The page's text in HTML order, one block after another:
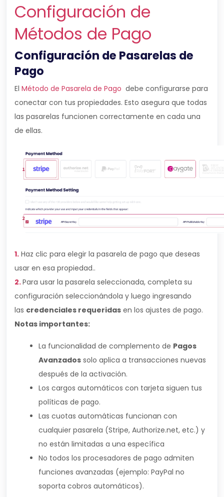
Configuración de
Métodos de Pago
Configuración de Pasarelas de
Pago
El Método de Pasarela de Pago debe configurarse para
conectar con tus propiedades. Esto asegura que todas
las pasarelas funcionen correctamente en cada una
de ellas.
1. Haz clic para elegir la pasarela de pago que deseas
usar en esa propiedad..
2.Para usar la pasarela seleccionada, completa su
configuración seleccionándola y luego ingresando
las credenciales requeridas en los ajustes de pago.
Notas importantes:
La funcionalidad de complemento de Pagos
Avanzados solo aplica a transacciones nuevas
después de la activación.
Los cargos automáticos con tarjeta siguen tus
políticas de pago.
Las cuotas automáticas funcionan con
cualquier pasarela (Stripe, Authorize.net, etc.) y
no están limitadas a una específica
No todos los procesadores de pago admiten
funciones avanzadas (ejemplo: PayPal no
soporta cobros automáticos).